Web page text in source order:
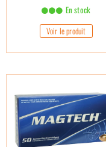
En stock
Voir le produit